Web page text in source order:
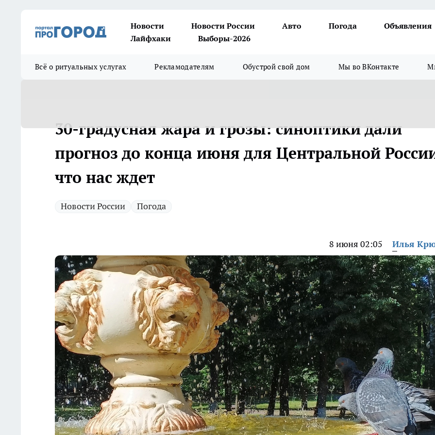
Новости Новости России Авто Погода
Объявления
Лайфхаки
Выборы-2026
Всё о ритуальных услугах Рекламодателям Обустрой свой дом Мы во ВКонтакте
30-градусная жара и грозы: синоптики дали
прогноз до конца июня для Центральной
что нас ждет
Новости России Погода
8 июня 02:05 Илья